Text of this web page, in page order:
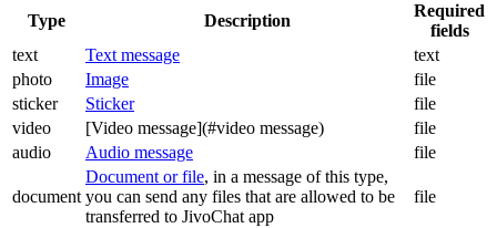
Type Description
Required
fields
text
Text message
text
photo
Image
file
sticker
Sticker
file
video
[Video message](#video message)
file
audio
Audio message file
document
Document or file, in a message of this type,
you can send any files that are allowed to be
transferred to JivoChat app
file